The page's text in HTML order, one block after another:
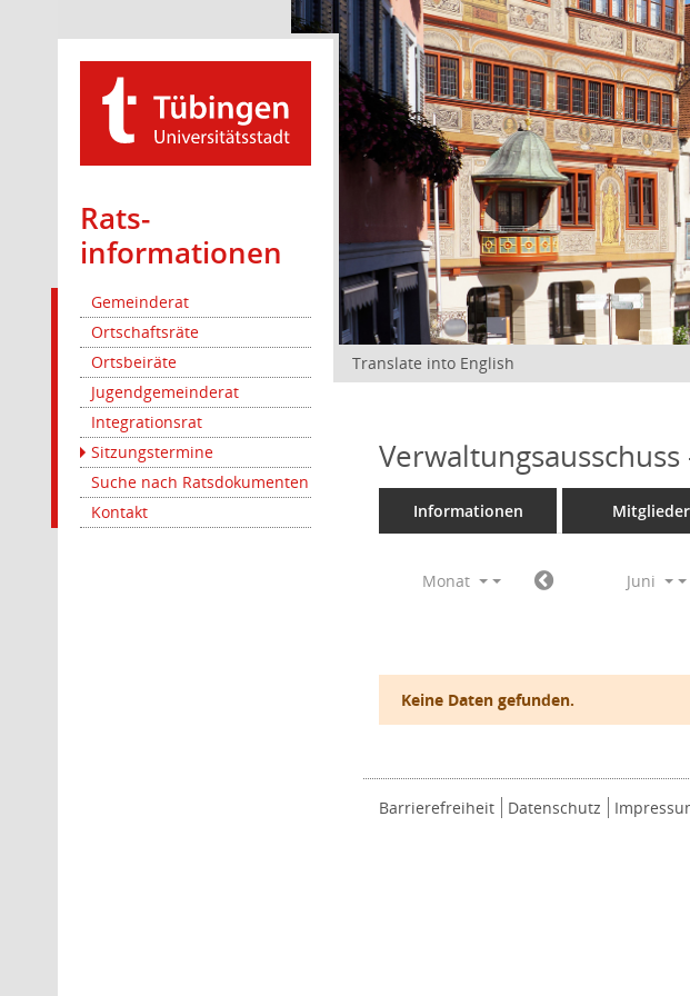
Rats­
informationen
Gemeinderat
Ortschaftsräte
Ortsbeiräte
Jugendgemeinderat
Integrationsrat
Sitzungstermine
Suche nach Ratsdokumenten
Kontakt
Translate into English
Informationen Mitglieder
Monat Juni
Keine Daten gefunden.
Barrierefreiheit Datenschutz